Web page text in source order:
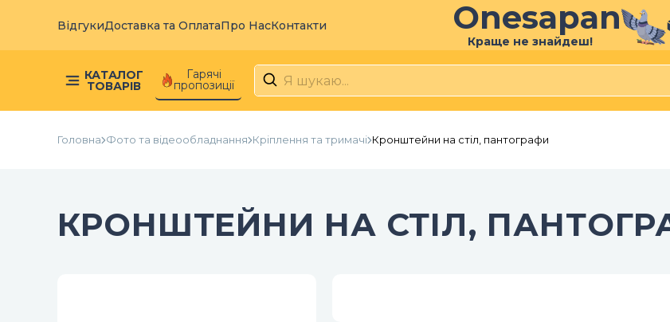
ВідгукиДоставка та ОплатаПро НасКонтакти Onesapan
Краще не знайдеш!
КАТАЛОГ
ТОВАРІВ
Гарячі
пропозиції
Головна Фото та відеообладнання Кріплення та тримачі Кронштейни на стіл, пантографи
КРОНШТЕЙНИ НА СТІЛ,